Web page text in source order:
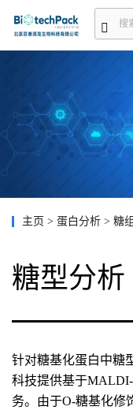
主页 > 蛋白分析 > 糖
糖型分析
针对糖基化蛋白中糖
科技提供基于
务。由于O-糖基化修